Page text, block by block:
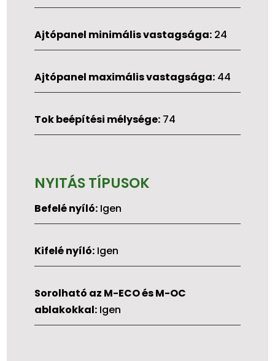
Ajtópanel minimális vastagsága: 24
Ajtópanel maximális vastagsága: 44
Tok beépítési mélysége: 74
NYITÁS TÍPUSOK
Befelé nyíló: Igen
Kifelé nyíló: Igen
Sorolható az M-ECO és M-OC
ablakokkal: Igen